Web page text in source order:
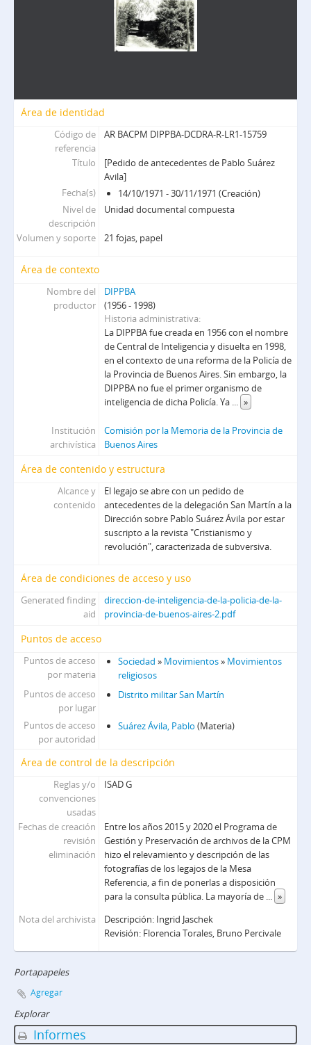
Área de identidad
Código de
referencia
AR BACPM DIPPBA-DCDRA-R-LR1-15759
Título
[Pedido de antecedentes de Pablo Suárez
Avila]
Fecha(s)
14/10/1971 - 30/11/1971 (Creación)
Nivel de
descripción
Unidad documental compuesta
Volumen y soporte 21 fojas, papel
Área de contexto
Nombre del
productor
DIPPBA
(1956 - 1998)
Historia administrativa
La DIPPBA fue creada en 1956 con el nombre
de Central de Inteligencia y disuelta en 1998,
en el contexto de una reforma de la Policía de
la Provincia de Buenos Aires. Sin embargo, la
DIPPBA no fue el primer organismo de
inteligencia de dicha Policía. Ya ... »
Institución
archivística
Comisión por la Memoria de la Provincia de
Buenos Aires
Área de contenido y estructura
Alcance y
contenido
El legajo se abre con un pedido de
antecedentes de la delegación San Martín a la
Dirección sobre Pablo Suárez Ávila por estar
suscripto a la revista "Cristianismo y
revolución", caracterizada de subversiva.
Área de condiciones de acceso y uso
Generated finding
aid
direccion-de-inteligencia-de-la-policia-de-la-
provincia-de-buenos-aires-2.pdf
Puntos de acceso
Puntos de acceso
por materia
Sociedad » Movimientos» Movimientos
religiosos
Puntos de acceso
por lugar
Distrito militar San Martín
Puntos de acceso
por autoridad
Suárez Ávila, Pablo (Materia)
Área de control de la descripción
Reglas y/o
convenciones
usadas
ISAD G
Fechas de creación
revisión
eliminación
Entre los años 2015 y 2020 el Programa de
Gestión y Preservación de archivos de la CPM
hizo el relevamiento y descripción de las
fotografías de los legajos de la Mesa
Referencia, a fin de ponerlas a disposición
para la consulta pública. La mayoría de ... »
Nota del archivista
Descripción: Ingrid Jaschek
Revisión: Florencia Torales, Bruno Percivale
Portapapeles
Agregar
Explorar
Informes